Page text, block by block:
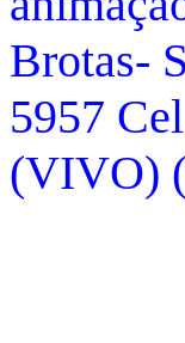
Brotas-
5957
(VIVO)